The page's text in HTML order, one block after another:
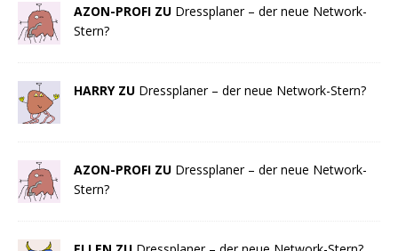
AZON-PROFI ZU Dressplaner – der neue Network-
Stern?
HARRY ZU Dressplaner – der neue Network-Stern?
AZON-PROFI ZU Dressplaner – der neue Network-
Stern?